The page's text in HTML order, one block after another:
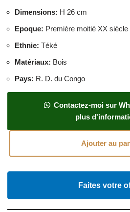
Dimensions: H 26 cm
Epoque: Première moitié XX siècle
Ethnie: Téké
Matériaux: Bois
Pays: R. D. du Congo
Contactez-moi sur
plus
Ajouter au
Faites votre